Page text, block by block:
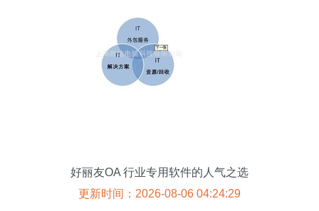
好丽友OA 行业专用软件的人气之选
更新时间：2026-08-06 04:24:29